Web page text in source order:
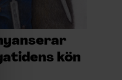
kön